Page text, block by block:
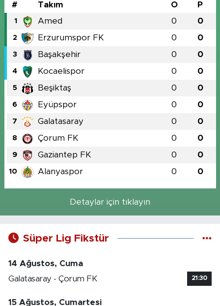
# Takım O P
1 Amed 0 0
2 Erzurumspor FK 0 0
3 Başakşehir 0 0
4 Kocaelispor 0 0
5 Beşiktaş 0 0
6 Eyüpspor 0 0
7 Galatasaray 0 0
8 Çorum FK 0 0
9 Gaziantep FK 0 0
10 Alanyaspor 0 0
Detaylar için tıklayın
Süper Lig Fikstür
14 Ağustos, Cuma
Galatasaray - Çorum FK
21:30
15 Ağustos, Cumartesi